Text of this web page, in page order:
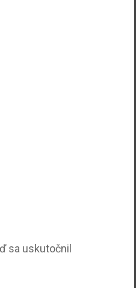
sa uskutočnil